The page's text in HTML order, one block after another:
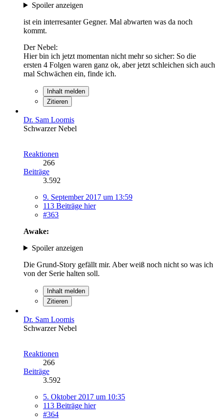
Spoiler anzeigen
ist ein interresanter Gegner. Mal abwarten was da noch
kommt.
Der Nebel:
Hier bin ich jetzt momentan nicht mehr so sicher: So die
ersten 4 Folgen waren ganz ok, aber jetzt schleichen sich auch
mal Schwächen ein, finde ich.
Inhalt melden
Zitieren
Dr. Sam Loomis
Schwarzer Nebel
Reaktionen
266
Beiträge
3.592
9. September 2017 um 13:59
113 Beiträge hier
#363
Awake:
Spoiler anzeigen
Die Grund-Story gefällt mir. Aber weiß noch nicht so was ich
von der Serie halten soll.
Inhalt melden
Zitieren
Dr. Sam Loomis
Schwarzer Nebel
Reaktionen
266
Beiträge
3.592
5. Oktober 2017 um 10:35
113 Beiträge hier
#364